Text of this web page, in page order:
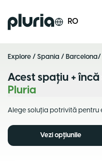
Logo Pluria RO
Explore / Spania / Barcelona/
Acest spațiu +
Pluria
Alege soluția potrivită pentru
Vezi opțiunile